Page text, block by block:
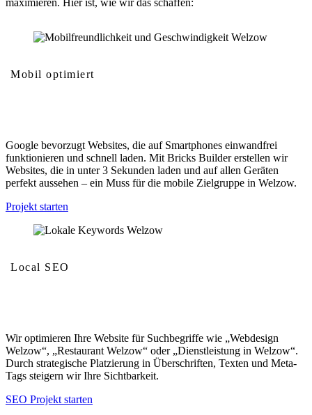
Mobil optimiert
Google bevorzugt Websites, die auf Smartphones einwandfrei
funktionieren und schnell laden. Mit Bricks Builder erstellen wir
Websites, die in unter 3 Sekunden laden und auf allen Geräten
perfekt aussehen – ein Muss für die mobile Zielgruppe in Welzow.
Projekt starten
Local SEO
Wir optimieren Ihre Website für Suchbegriffe wie „Webdesign
Welzow“, „Restaurant Welzow“ oder „Dienstleistung in Welzow“.
Durch strategische Platzierung in Überschriften, Texten und Meta-
Tags steigern wir Ihre Sichtbarkeit.
SEO Projekt starten